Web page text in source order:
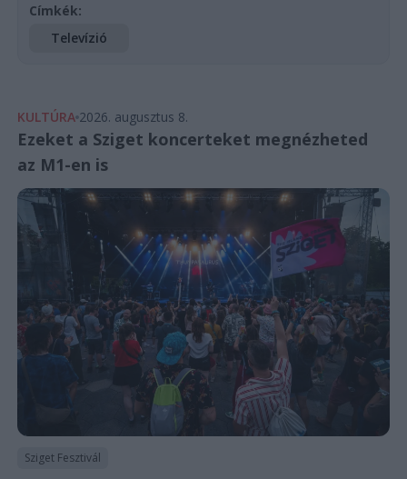
Címkék:
Televízió
KULTÚRA 2026. augusztus 8.
Ezeket a Sziget koncerteket megnézheted
az M1-en is
Sziget Fesztivál